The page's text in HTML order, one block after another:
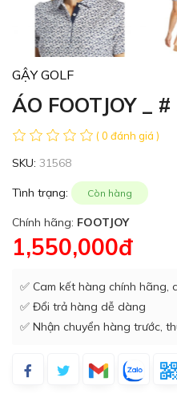
GẬY GOLF
ÁO FOOTJOY _
( 0 đánh giá )
SKU: 31568
Tình trạng: Còn hàng
Chính hãng: FOOTJOY
1,550,000đ
✅ Cam kết hàng chính hãng,
✅ Đổi trả hàng dễ dàng
✅ Nhận chuyển hàng trước,